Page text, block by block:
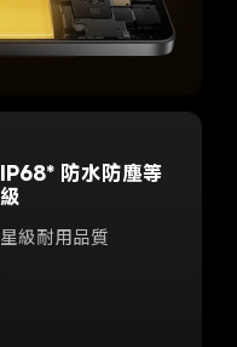
IP68* 防水防塵等
級
星級耐用品質